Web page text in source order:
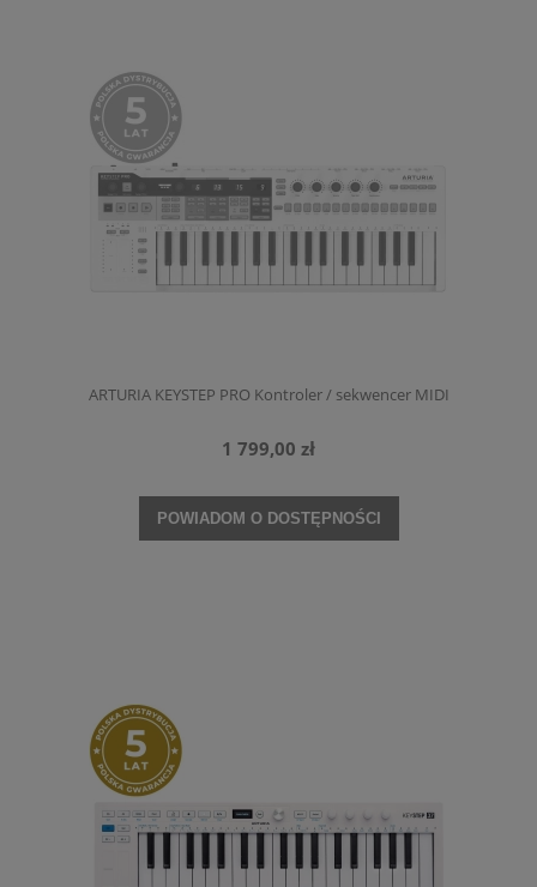
ARTURIA KEYSTEP PRO Kontroler / sekwencer MIDI
1 799,00 zł
POWIADOM O DOSTĘPNOŚCI